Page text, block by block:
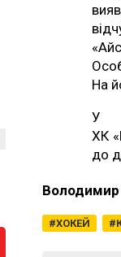
На
У
ХК
до
ХОКЕЙ